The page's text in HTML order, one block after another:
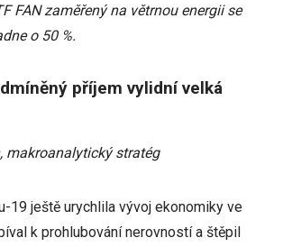
FAN zaměřený na větrnou energii se
o 50 %.
příjem vylidní velká
makroanalytický stratég
19 ještě urychlila vývoj ekonomiky ve
k prohlubování nerovností a štěpil